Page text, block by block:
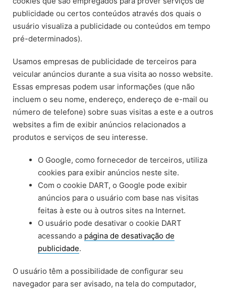
publicidade ou certos conteúdos através dos quais o
usuário visualiza a publicidade ou conteúdos em tempo
pré-determinados).
Usamos empresas de publicidade de terceiros para
veicular anúncios durante a sua visita ao nosso website.
Essas empresas podem usar informações (que não
incluem o seu nome, endereço, endereço de e-mail ou
número de telefone) sobre suas visitas a este e a outros
websites a fim de exibir anúncios relacionados a
produtos e serviços de seu interesse.
O Google, como fornecedor de terceiros, utiliza
cookies para exibir anúncios neste site.
Com o cookie DART, o Google pode exibir
anúncios para o usuário com base nas visitas
feitas à este ou à outros sites na Internet.
O usuário pode desativar o cookie DART
acessando a página de desativação de
publicidade.
O usuário têm a possibilidade de configurar seu
navegador para ser avisado, na tela do computador,